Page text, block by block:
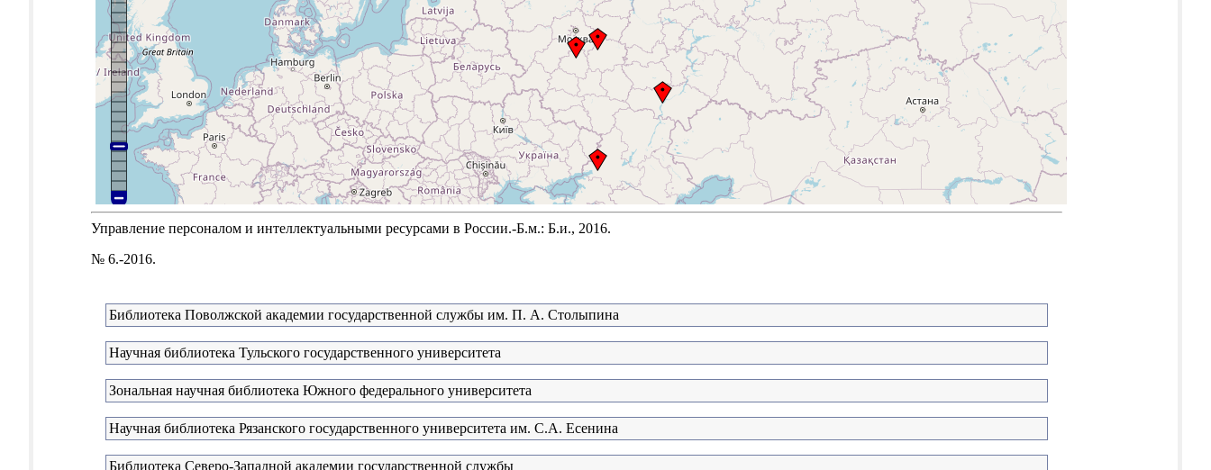
Управление персоналом и интеллектуальными ресурсами в России.-Б.м.: Б.и., 2016.
№ 6.-2016.
Библиотека Поволжской академии государственной службы им. П. А. Столыпина
Научная библиотека Тульского государственного университета
Зональная научная библиотека Южного федерального университета
Научная библиотека Рязанского государственного университета им. С.А. Есенина
Библиотека Северо-Западной академии государственной службы